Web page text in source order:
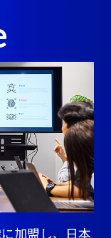
加盟し、日本